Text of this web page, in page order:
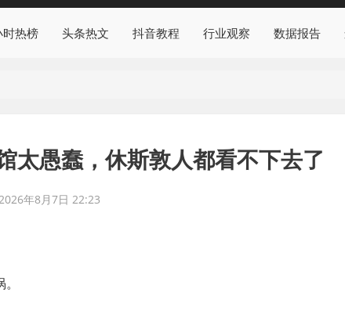
热榜 头条热文 抖音教程 行业观察 数据报告
太愚蠢，休斯敦人都看不下去了
年8月7日 22:23